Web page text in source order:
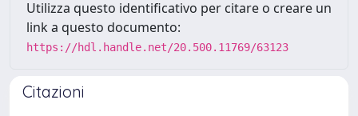
Utilizza questo identificativo per citare o creare un
link a questo documento:
https://hdl.handle.net/20.500.11769/63123
Citazioni